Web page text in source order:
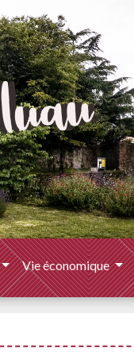
Vie économique